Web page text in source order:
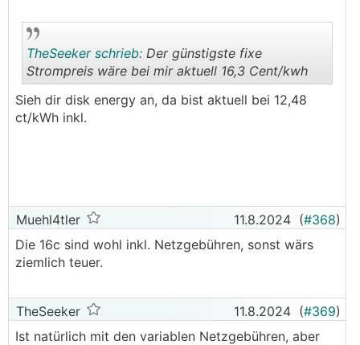
TheSeeker schrieb: Der günstigste fixe
Strompreis wäre bei mir aktuell 16,3 Cent/kwh
Sieh dir disk energy an, da bist aktuell bei 12,48
ct/kWh inkl.
Muehl4tler 11.8.2024 (#368)
Die 16c sind wohl inkl. Netzgebühren, sonst wärs
ziemlich teuer.
TheSeeker 11.8.2024 (#369)
Ist natürlich mit den variablen Netzgebühren, aber